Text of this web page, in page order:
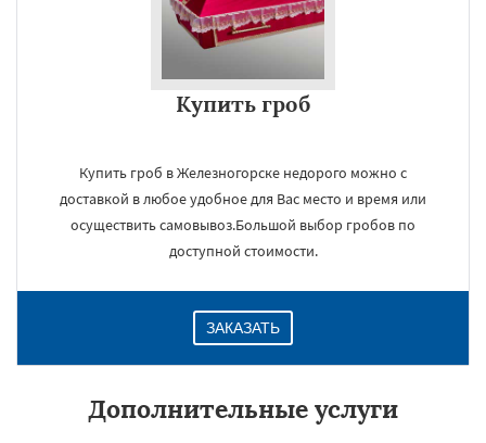
Купить гроб
Купить гроб в Железногорске недорого можно с
доставкой в любое удобное для Вас место и время или
осуществить самовывоз.Большой выбор гробов по
доступной стоимости.
ЗАКАЗАТЬ
Дополнительные услуги